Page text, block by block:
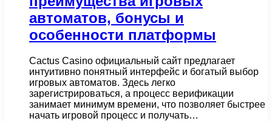
автоматов, бонусы и
особенности платформы
Cactus Casino официальный сайт предлагает
интуитивно понятный интерфейс и богатый выбор
игровых автоматов. Здесь легко
зарегистрироваться, а процесс верификации
занимает минимум времени, что позволяет быстрее
начать игровой процесс и получать…